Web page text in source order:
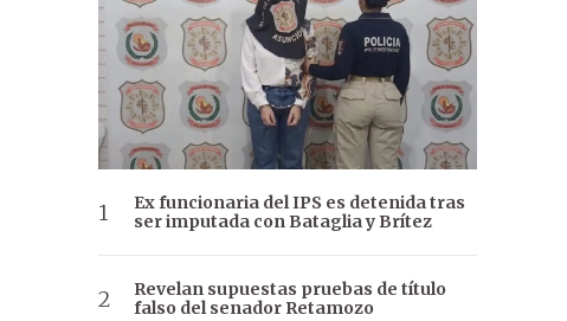
Ex funcionaria del IPS es detenida tras
ser imputada con Bataglia y Brítez
Revelan supuestas pruebas de título
falso del senador Retamozo